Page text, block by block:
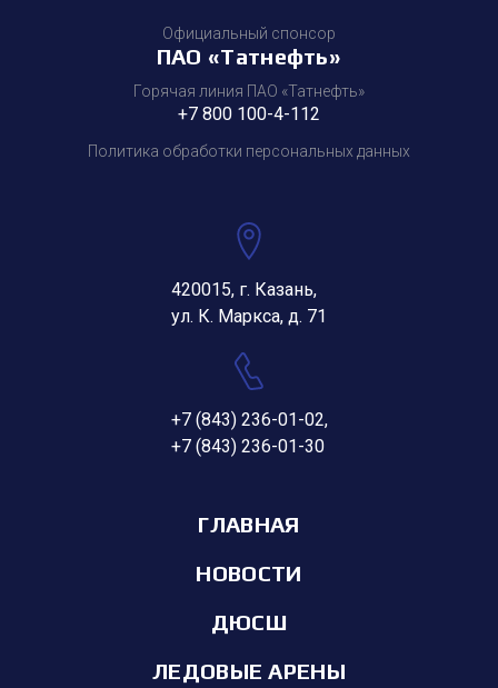
Официальный спонсор
ПАО «Татнефть»
Горячая линия ПАО «Татнефть»
+7 800 100-4-112
Политика обработки персональных данных
420015, г. Казань,
ул. К. Маркса, д. 71
+7 (843) 236-01-02,
+7 (843) 236-01-30
ГЛАВНАЯ
НОВОСТИ
ДЮСШ
ЛЕДОВЫЕ АРЕНЫ